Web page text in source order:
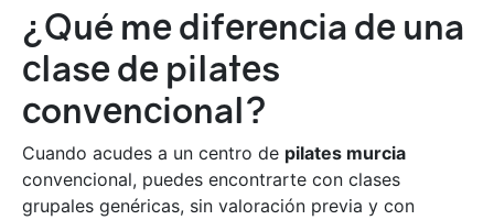
¿Qué me diferencia de una
clase de pilates
convencional?
Cuando acudes a un centro de pilates murcia
convencional, puedes encontrarte con clases
grupales genéricas, sin valoración previa y con